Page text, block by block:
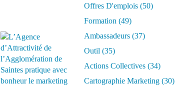
Offres D'emplois (50)
Formation (49)
Ambassadeurs (37)
Outil (35)
Actions Collectives (34)
Cartographie Marketing (30)